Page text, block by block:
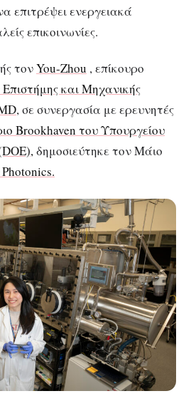
επιτρέψει ενεργειακά
επικοινωνίες.
τονYou-Zhou , επίκουρο
και Μηχανικής
, σε συνεργασία με ερευνητές
Brookhaven του Υπουργείου
δημοσιεύτηκε τον Μάιο